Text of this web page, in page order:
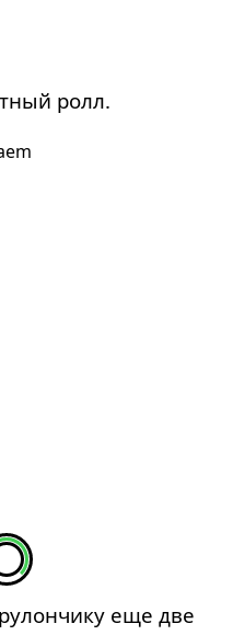
ролл.
еще две